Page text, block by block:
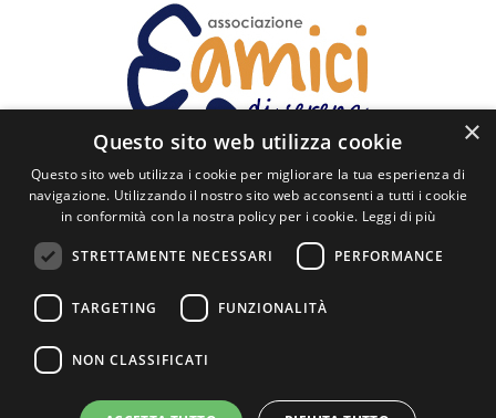
SEGUICI
Via Cavour, 60 - 26900 Lodi
posta@amicidiserena.it
×
Questo sito web utilizza cookie
Questo sito web utilizza i cookie per migliorare la tua esperienza di
navigazione. Utilizzando il nostro sito web acconsenti a tutti i cookie
in conformità con la nostra policy per i cookie. Leggi di più
STRETTAMENTE NECESSARI PERFORMANCE
TARGETING FUNZIONALITÀ
NON CLASSIFICATI